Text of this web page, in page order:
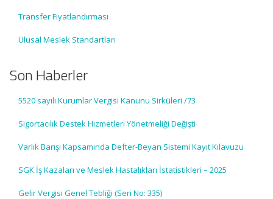
Transfer Fiyatlandırması
Ulusal Meslek Standartları
Son Haberler
5520 sayılı Kurumlar Vergisi Kanunu Sirküleri /73
Sigortacılık Destek Hizmetleri Yönetmeliği Değişti
Varlık Barışı Kapsamında Defter-Beyan Sistemi Kayıt Kılavuzu
SGK İş Kazaları ve Meslek Hastalıkları İstatistikleri – 2025
Gelir Vergisi Genel Tebliği (Seri No: 335)